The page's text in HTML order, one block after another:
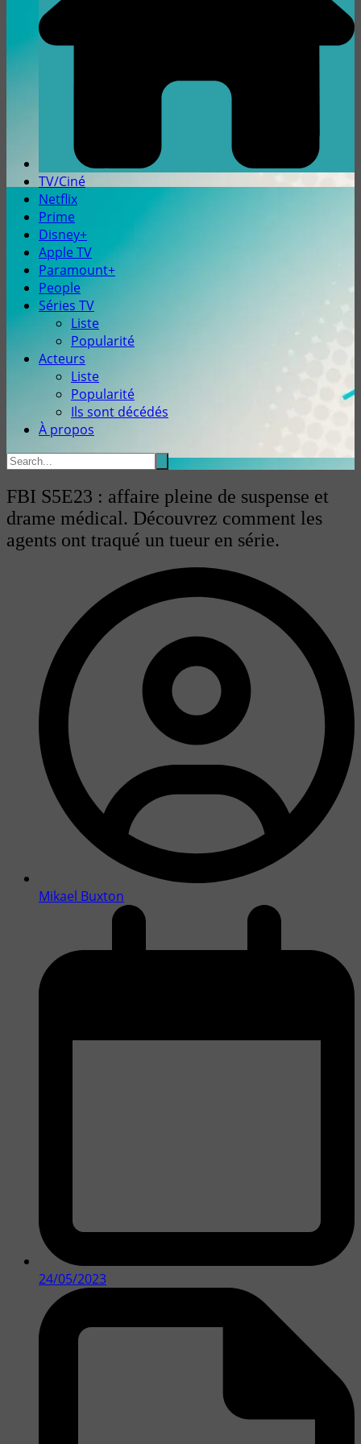
TV/Ciné
Netflix
Prime
Disney+
Apple TV
Paramount+
People
Séries TV
Liste
Popularité
Acteurs
Liste
Popularité
Ils sont décédés
À propos
FBI S5E23 : affaire pleine de suspense et
drame médical. Découvrez comment les
agents ont traqué un tueur en série.
Mikael Buxton
24/05/2023